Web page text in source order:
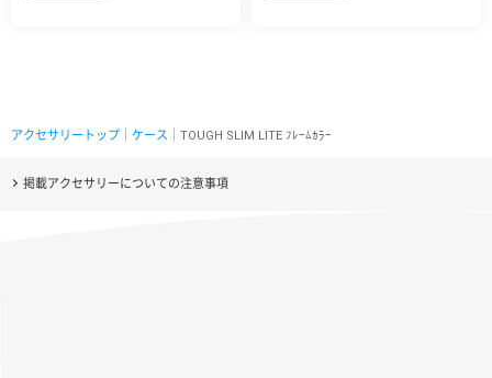
アクセサリートップ ケース ｜TOUGH SLIM LITE ﾌﾚｰﾑｶﾗｰ
掲載アクセサリーについての注意事項